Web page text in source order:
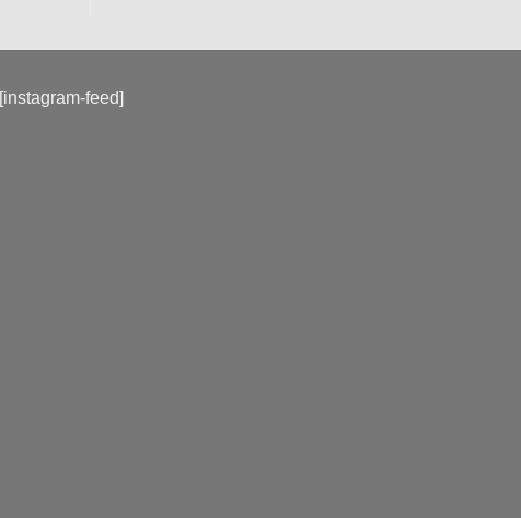
[instagram-feed]